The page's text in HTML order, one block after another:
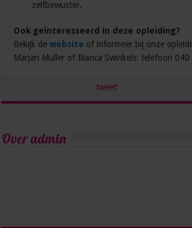
zelfbewuster.
Ook geïnteresseerd in deze opleiding?
Bekijk dewebsite of informeer bij onze
Marjan Muller of Bianca Swinkels: telefoon
tweet
Over admin